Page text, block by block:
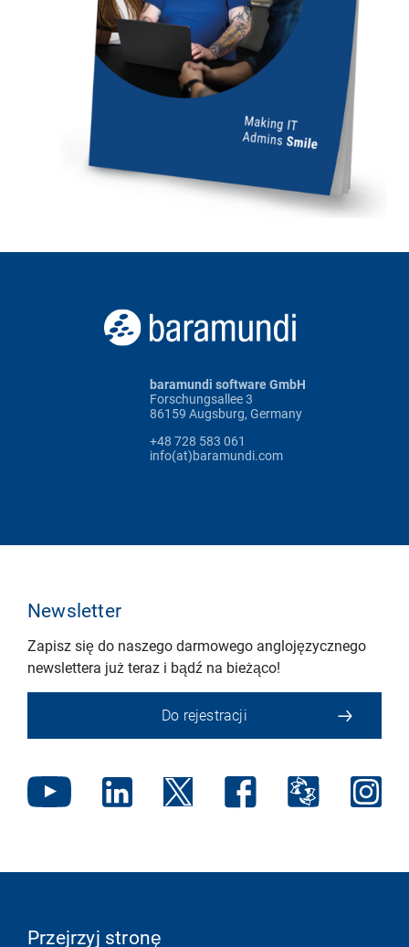
baramundi software GmbH
Forschungsallee 3
86159 Augsburg, Germany
+48 728 583 061
info(at)baramundi.com
Newsletter
Zapisz się do naszego darmowego anglojęzycznego
newslettera już teraz i bądź na bieżąco!
Do rejestracji
Przejrzyj stronę